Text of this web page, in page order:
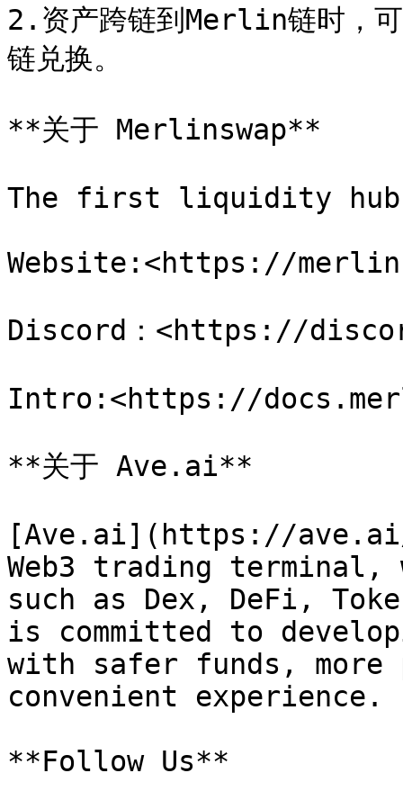
2.资产跨链到Merlin链时，
链兑换。
**关于 Merlinswap**
The first liquidity
Website:<https://
Discord：<https://
Intro:<https://
**关于 Ave.ai**
[Ave.ai](https://
Web3 trading terminal,
such as Dex, DeFi,
is committed to
with safer funds, more
convenient experience.
**Follow Us**